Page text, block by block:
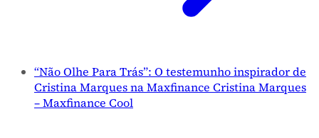
“Não Olhe Para Trás”: O testemunho inspirador de
Cristina Marques na Maxfinance Cristina Marques
– Maxfinance Cool